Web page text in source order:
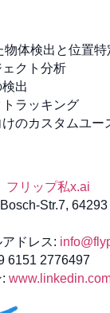
物体検出と位置特
クト分析
出
ラッキング
のカスタムユー
フリップ私x.ai
Str.7,
ドレス:
6151 2776497